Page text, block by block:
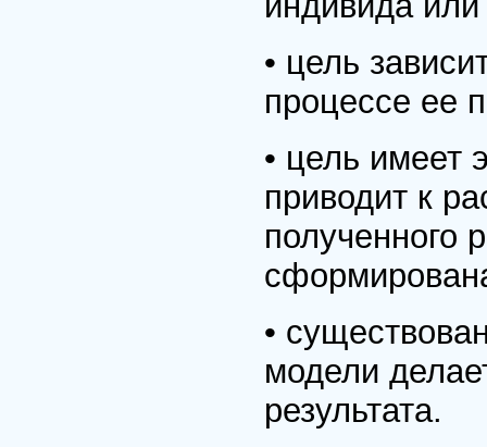
• цель
процессе ее
• цель имеет
приводит к
полученного
•
модели
результата.